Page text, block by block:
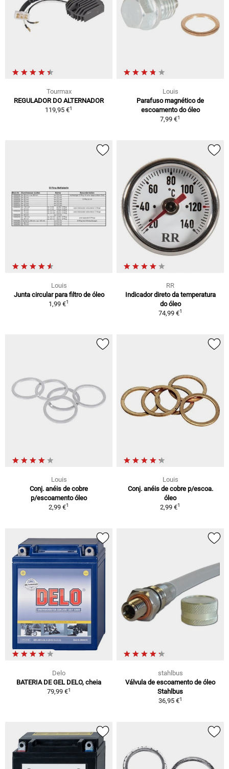
Tourmax
REGULADOR DO ALTERNADOR
119,95 €1
Louis
Parafuso magnético de
escoamento do óleo
7,99 €1
Louis
Junta circular para filtro de óleo
1,99 €1
RR
Indicador direto da temperatura
do óleo
74,99 €1
Louis
Conj. anéis de cobre
p/escoamento óleo
2,99 €1
Louis
Conj. anéis de cobre p/escoa.
óleo
2,99 €1
Delo
BATERIA DE GEL DELO, cheia
79,99 €1
stahlbus
Válvula de escoamento de óleo
Stahlbus
36,95 €1